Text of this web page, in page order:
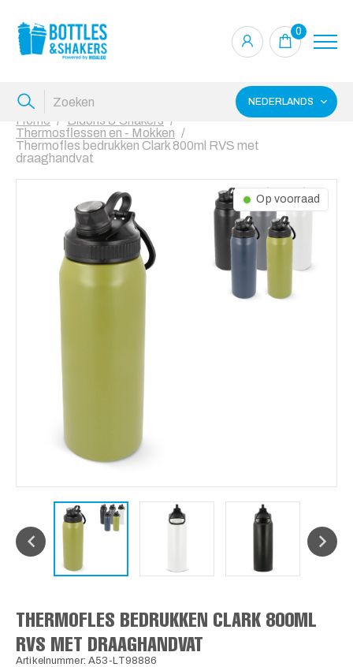
0
NEDERLANDS
Home
Bidons & Shakers
Thermosflessen en - Mokken
Thermofles bedrukken Clark 800ml RVS met
draaghandvat
Op voorraad
THERMOFLES BEDRUKKEN CLARK 800ML
RVS MET DRAAGHANDVAT
Artikelnummer: A53-LT98886